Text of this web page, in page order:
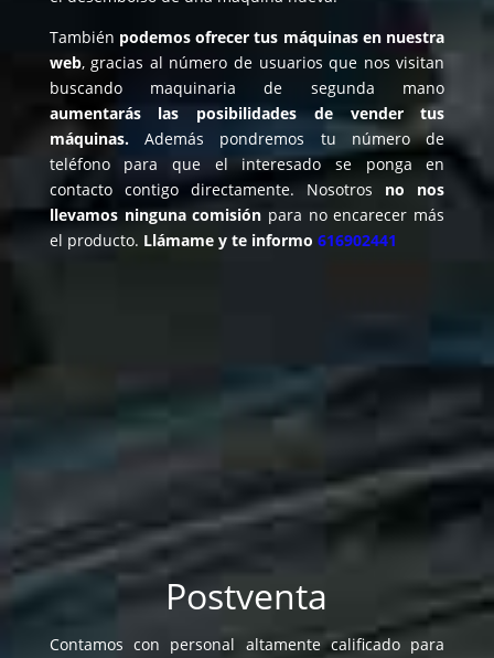
También podemos ofrecer tus máquinas en nuestra
web, gracias al número de usuarios que nos visitan
buscando maquinaria de segunda mano
aumentarás las posibilidades de vender tus
máquinas.Además pondremos tu número de
teléfono para que el interesado se ponga en
contacto contigo directamente. Nosotros no nos
llevamos ninguna comisión para no encarecer más
el producto. Llámame y te informo 616902441
Postventa
Contamos con personal altamente calificado para